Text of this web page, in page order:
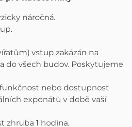
náročná.
vstup zakázán na
do všech budov. Poskytujeme
nebo dostupnost
exponátů v době vaší
zhruba 1 hodina.